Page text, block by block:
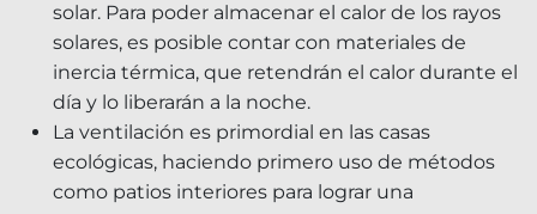
solar. Para poder almacenar el calor de los rayos
solares, es posible contar con materiales de
inercia térmica, que retendrán el calor durante el
día y lo liberarán a la noche.
La ventilación es primordial en las casas
ecológicas, haciendo primero uso de métodos
como patios interiores para lograr una